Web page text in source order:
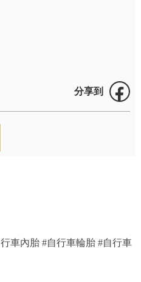
分享到
車內胎 #自行車輪胎 #自行車